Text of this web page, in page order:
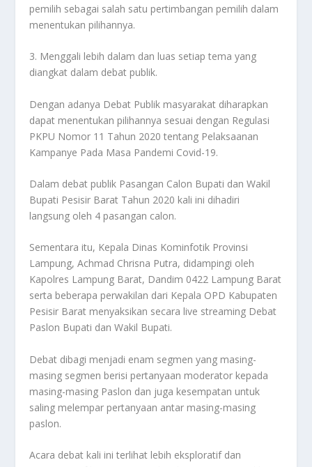
pemilih sebagai salah satu pertimbangan pemilih dalam
menentukan pilihannya.
3. Menggali lebih dalam dan luas setiap tema yang
diangkat dalam debat publik.
Dengan adanya Debat Publik masyarakat diharapkan
dapat menentukan pilihannya sesuai dengan Regulasi
PKPU Nomor 11 Tahun 2020 tentang Pelaksaanan
Kampanye Pada Masa Pandemi Covid-19.
Dalam debat publik Pasangan Calon Bupati dan Wakil
Bupati Pesisir Barat Tahun 2020 kali ini dihadiri
langsung oleh 4 pasangan calon.
Sementara itu, Kepala Dinas Kominfotik Provinsi
Lampung, Achmad Chrisna Putra, didampingi oleh
Kapolres Lampung Barat, Dandim 0422 Lampung Barat
serta beberapa perwakilan dari Kepala OPD Kabupaten
Pesisir Barat menyaksikan secara live streaming Debat
Paslon Bupati dan Wakil Bupati.
Debat dibagi menjadi enam segmen yang masing-
masing segmen berisi pertanyaan moderator kepada
masing-masing Paslon dan juga kesempatan untuk
saling melempar pertanyaan antar masing-masing
paslon.
Acara debat kali ini terlihat lebih eksploratif dan